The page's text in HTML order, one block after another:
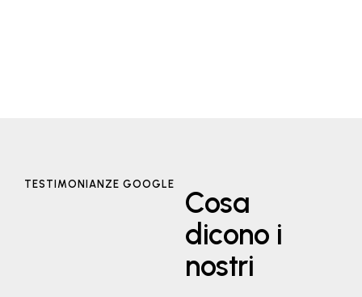
TESTIMONIANZE GOOGLE
Cosa
dicono i
nostri